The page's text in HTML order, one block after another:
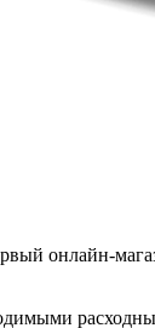
онлайн-